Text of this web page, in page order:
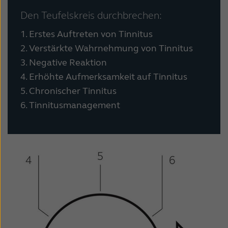
Den Teufelskreis durchbrechen:
1. Erstes Auftreten von Tinnitus
2. Verstärkte Wahrnehmung von Tinnitus
3. Negative Reaktion
4. Erhöhte Aufmerksamkeit auf Tinnitus
5. Chronischer Tinnitus
6. Tinnitusmanagement